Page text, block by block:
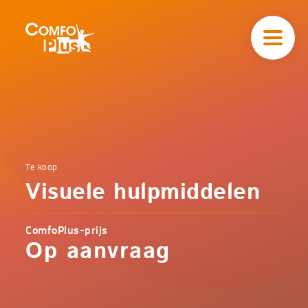
Home
Comfort
Comfoplus
-
Te koop
Visuele hulpmiddelen
ComfoPlus-prijs
Op aanvraag
navigatieComfoPlus